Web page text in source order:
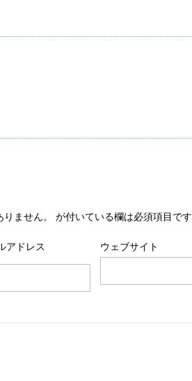
ません。 が付いている欄は必須項目です
アドレス ウェブサイト